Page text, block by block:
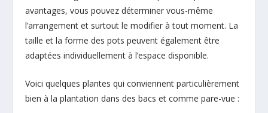
avantages, vous pouvez déterminer vous-même
l’arrangement et surtout le modifier à tout moment. La
taille et la forme des pots peuvent également être
adaptées individuellement à l’espace disponible.
Voici quelques plantes qui conviennent particulièrement
bien à la plantation dans des bacs et comme pare-vue :